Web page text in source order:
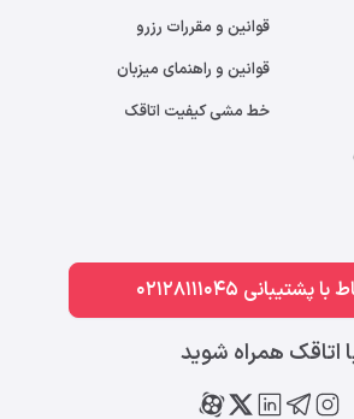
قوانین و مقررات رزرو
قوانین و راهنمای میزبان
خط مشی کیفیت اتاقک
با پشتیبانی 02128111045
اتاقک همراه شوید